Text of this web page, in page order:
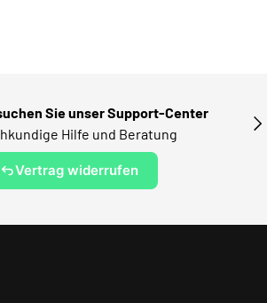
Sie unser Support-Center
Hilfe und Beratung
Vertrag widerrufen